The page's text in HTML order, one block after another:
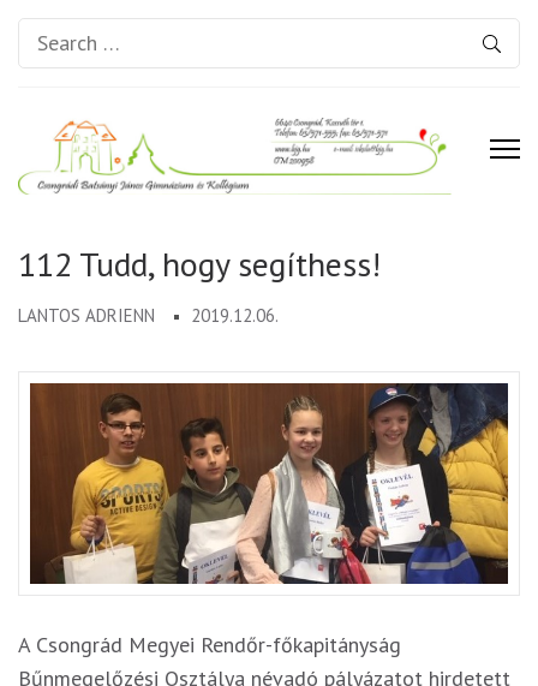
Search
for:
Gimnázium és Kollégium
112 Tudd, hogy segíthess!
LANTOS ADRIENN 2019.12.06.
A Csongrád Megyei Rendőr-főkapitányság
Bűnmegelőzési Osztálya névadó pályázatot hirdetett